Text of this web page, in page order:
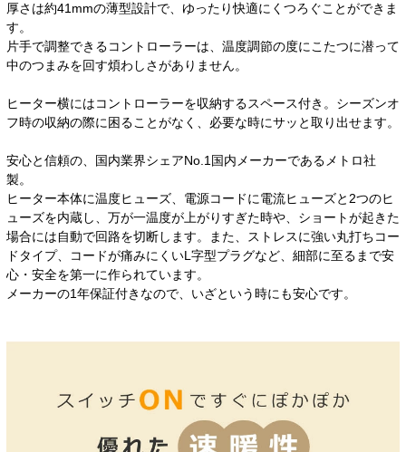
厚さは約41mmの薄型設計で、ゆったり快適にくつろぐことができま
す。
片手で調整できるコントローラーは、温度調節の度にこたつに潜って
中のつまみを回す煩わしさがありません。
ヒーター横にはコントローラーを収納するスペース付き。シーズンオ
フ時の収納の際に困ることがなく、必要な時にサッと取り出せます。
安心と信頼の、国内業界シェアNo.1国内メーカーであるメトロ社
製。
ヒーター本体に温度ヒューズ、電源コードに電流ヒューズと2つのヒ
ューズを内蔵し、万が一温度が上がりすぎた時や、ショートが起きた
場合には自動で回路を切断します。また、ストレスに強い丸打ちコー
ドタイプ、コードが痛みにくいL字型プラグなど、細部に至るまで安
心・安全を第一に作られています。
メーカーの1年保証付きなので、いざという時にも安心です。